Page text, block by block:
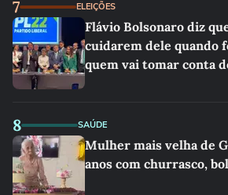
7 ELEIÇÕES
Flávio Bolsonaro diz
cuidarem dele quando
quem vai tomar conta
8 SAÚDE
Mulher mais velha de
anos com churrasco,